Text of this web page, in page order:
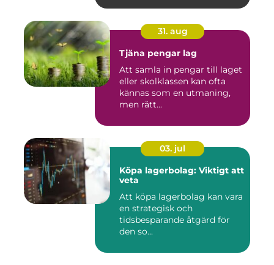
31. aug
Tjäna pengar lag
Att samla in pengar till laget
eller skolklassen kan ofta
kännas som en utmaning,
men rätt...
03. jul
Köpa lagerbolag: Viktigt att
veta
Att köpa lagerbolag kan vara
en strategisk och
tidsbesparande åtgärd för
den so...